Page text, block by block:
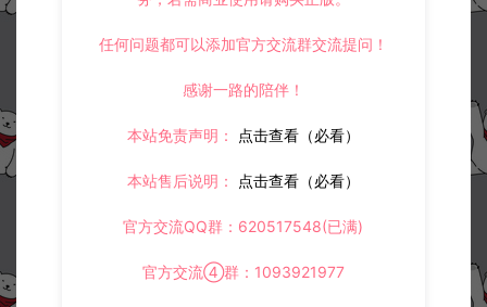
复
奇幻冒险闯关手游【家园卫士】7月最新整理Linux手工服务端+管理后台+CDK授权后台+安卓苹果双端+详细搭建教程+视频教程
任何问题都可以添加官方交流群交流提问！
感谢一路的陪伴！
本站免责声明： 点击查看（必看）
本站售后说明： 点击查看（必看）
官方交流QQ群：620517548(已满)
官方交流④群：1093921977